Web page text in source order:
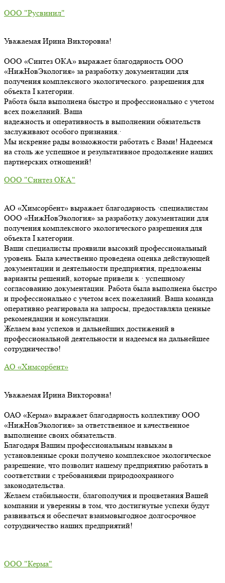
ООО "Русвинил"
Уважаемая Ирина Викторовна!
ООО «Синтез ОКА» выражает благодарность ООО
«НижНовЭкология» за разработку документации для
получения комплексного экологического. разрешения для
объекта I категории.
Работа была выполнена быстро и профессионально с учетом
всех пожеланий. Ваша
надежность и оперативность в выполнении обязательств
заслуживают особого признания.·
Мы искренне рады возможности работать с Вами! Надеемся
на столь же успешное и результативное продолжение наших
партнерских отношений!
ООО "Синтез ОКА"
АО «Химсорбент» выражает благодарность ·специалистам
ООО «НижНовЭкология» за разработку документации для
получения комплексного экологического разрешения для
объекта I категории.
Ваши специалисты проявили высокий профессиональный
уровень. Была качественно проведена оценка действующей
документации и деятельности предприятия, предложены
варианты решений, которые привели к · успешному
согласованию документации. Работа была выполнена быстро
и профессионально с учетом всех пожеланий. Ваша команда
оперативно реагировала на запросы, предоставляла ценные
рекомендации и консультации.
Желаем вам успехов и дальнейших достижений в
профессиональной деятельности и надеемся на дальнейшее
сотрудничество!
АО «Химсорбент»
Уважаемая Ирина Викторовна!
ОАО «Керма» выражает благодарность коллективу ООО
«НижНовЭкология» за ответственное и качественное
выполнение своих обязательств.
Благодаря Вашим профессиональным навыкам в
установленные сроки получено комплексное экологическое
разрешение, что позволит нашему предприятию работать в
соответствии с требованиями природоохранного
законодательства.
Желаем стабильности, благополучия и процветания Вашей
компании и уверенны в том, что достигнутые успехи будут
развиваться и обеспечат взаимовыгодное долгосрочное
сотрудничество наших предприятий!
ООО "Керма"